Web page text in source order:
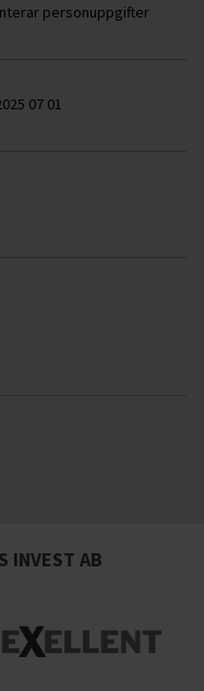
personuppgifter
07 01
INVEST AB